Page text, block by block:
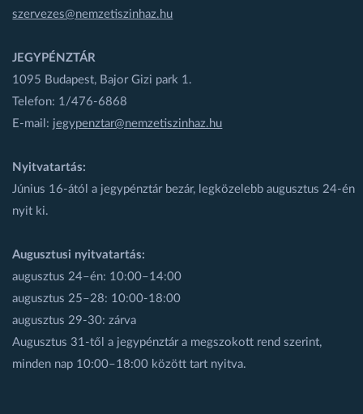
szervezes@nemzetiszinhaz.hu
JEGYPÉNZTÁR
1095 Budapest, Bajor Gizi park 1.
Telefon: 1/476-6868
E-mail: jegypenztar@nemzetiszinhaz.hu
Nyitvatartás:
Június 16-ától a jegypénztár bezár, legközelebb augusztus 24-én
nyit ki.
Augusztusi nyitvatartás:
augusztus 24–én: 10:00–14:00
augusztus 25–28: 10:00-18:00
augusztus 29-30: zárva
Augusztus 31-től a jegypénztár a megszokott rend szerint,
minden nap 10:00–18:00 között tart nyitva.